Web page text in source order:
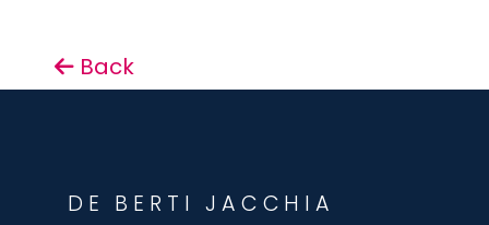
Back
DE BERTI JACCHIA